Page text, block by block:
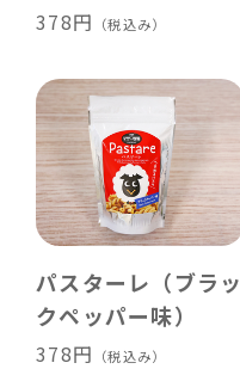
378円 （税込み）
パスターレ（ブラッ
クペッパー味）
378円 （税込み）